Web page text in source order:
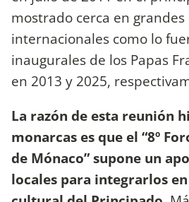
mostrado cerca en grandes
internacionales como lo
inaugurales de los Papas
en 2013 y 2025,
La razón de esta reunión
monarcas es que el “8º
de Mónaco” supone un
locales para integrarlos